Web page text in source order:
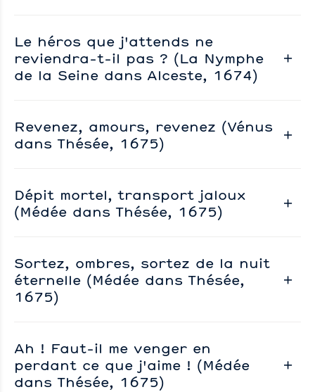
Le héros que j'attends ne
reviendra-t-il pas ? (La Nymphe
de la Seine dans Alceste, 1674)
Revenez, amours, revenez (Vénus
dans Thésée, 1675)
Dépit mortel, transport jaloux
(Médée dans Thésée, 1675)
Sortez, ombres, sortez de la nuit
éternelle (Médée dans Thésée,
1675)
Ah ! Faut-il me venger en
perdant ce que j'aime ! (Médée
dans Thésée, 1675)